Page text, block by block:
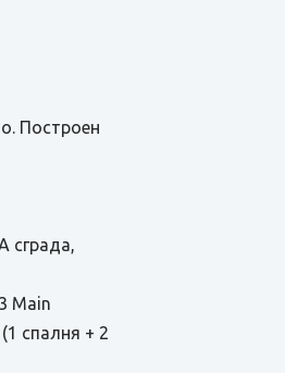
Построен
сграда,
Main
спалня + 2